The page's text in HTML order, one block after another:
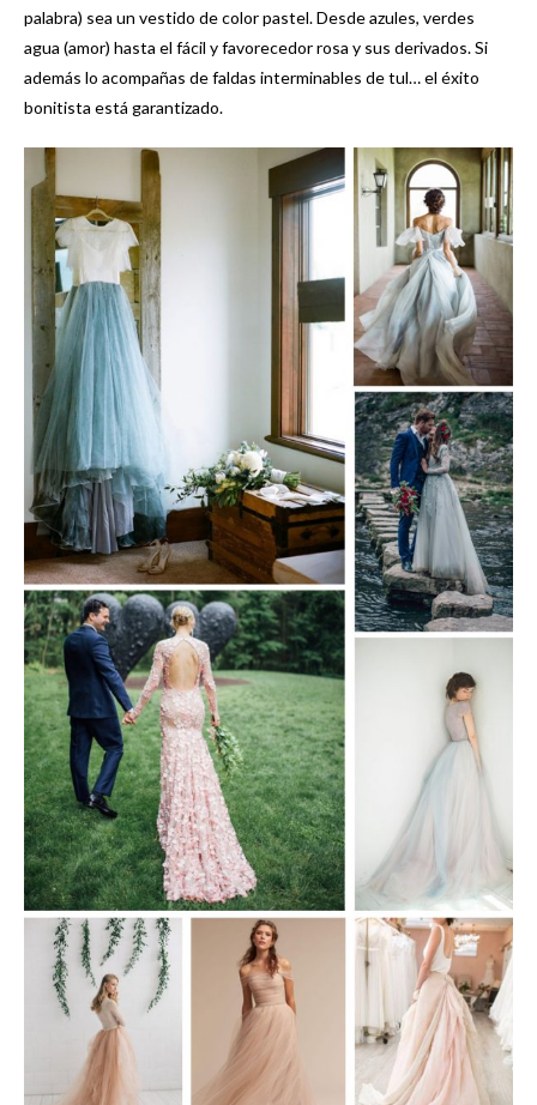
palabra) sea un vestido de color pastel. Desde azules, verdes
agua (amor) hasta el fácil y favorecedor rosa y sus derivados. Si
además lo acompañas de faldas interminables de tul… el éxito
bonitista está garantizado.